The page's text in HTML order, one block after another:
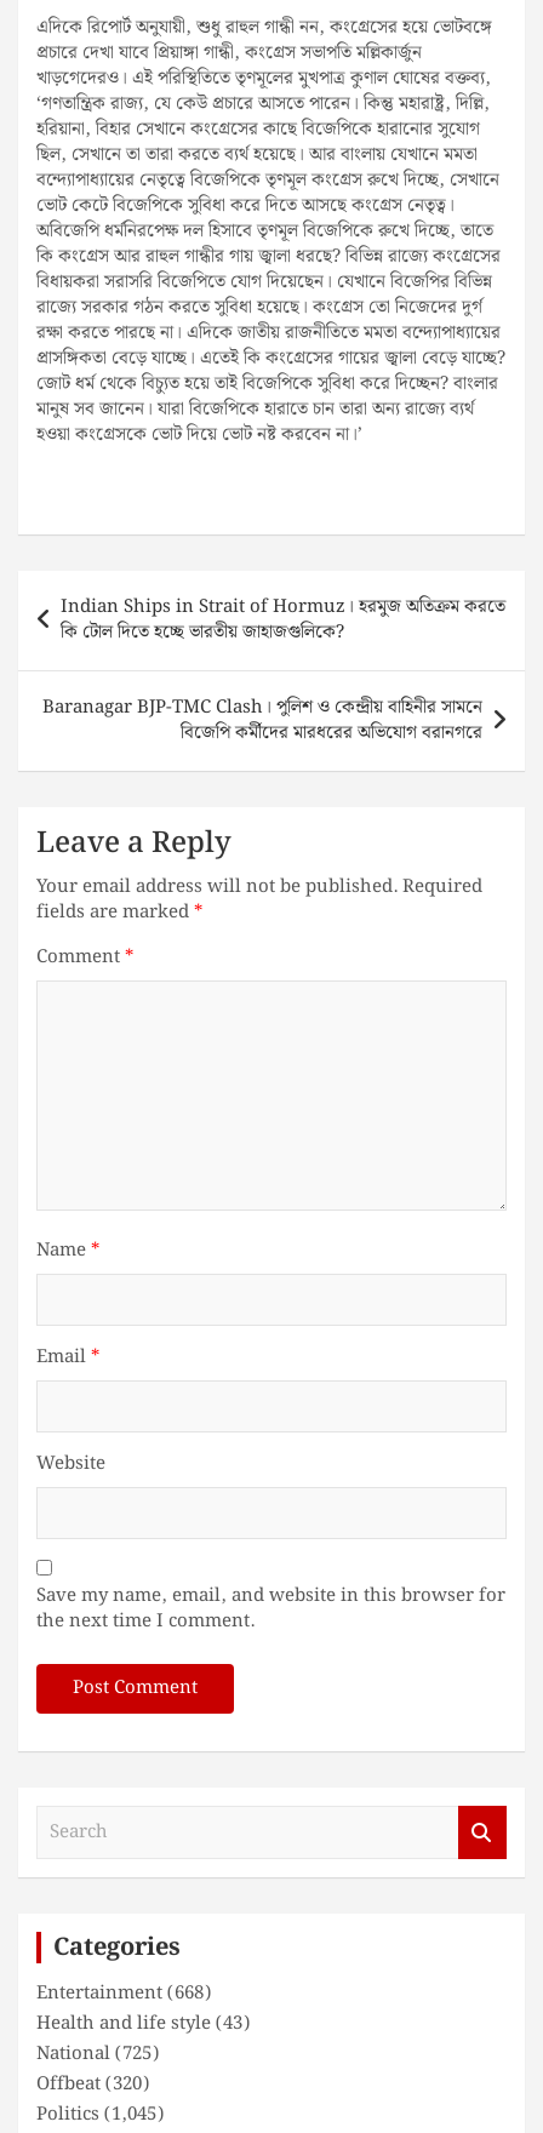
এদিকে রিপোর্ট অনুযায়ী, শুধু রাহুল গান্ধী নন, কংগ্রেসের হয়ে ভোটবঙ্গে
প্রচারে দেখা যাবে প্রিয়াঙ্গা গান্ধী, কংগ্রেস সভাপতি মল্লিকার্জুন
খাড়গেদেরও। এই পরিস্থিতিতে তৃণমূলের মুখপাত্র কুণাল ঘোষের বক্তব্য,
‘গণতান্ত্রিক রাজ‌্য, যে কেউ প্রচারে আসতে পারেন। কিন্তু মহারাষ্ট্র, দিল্লি,
হরিয়ানা, বিহার সেখানে কংগ্রেসের কাছে বিজেপিকে হারানোর সুযোগ
ছিল, সেখানে তা তারা করতে ব্যর্থ হয়েছে। আর বাংলায় যেখানে মমতা
বন্দ্যোপাধ‌্যায়ের নেতৃত্বে বিজেপিকে তৃণমূল কংগ্রেস রুখে দিচ্ছে, সেখানে
ভোট কেটে বিজেপিকে সুবিধা করে দিতে আসছে কংগ্রেস নেতৃত্ব।
অবিজেপি ধর্মনিরপেক্ষ দল হিসাবে তৃণমূল বিজেপিকে রুখে দিচ্ছে, তাতে
কি কংগ্রেস আর রাহুল গান্ধীর গায় জ্বালা ধরছে? বিভিন্ন রাজ্যে কংগ্রেসের
বিধায়করা সরাসরি বিজেপিতে যোগ দিয়েছেন। যেখানে বিজেপির বিভিন্ন
রাজ্যে সরকার গঠন করতে সুবিধা হয়েছে। কংগ্রেস তো নিজেদের দুর্গ
রক্ষা করতে পারছে না। এদিকে জাতীয় রাজনীতিতে মমতা বন্দ্যোপাধ‌্যায়ের
প্রাসঙ্গিকতা বেড়ে যাচ্ছে। এতেই কি কংগ্রেসের গায়ের জ্বালা বেড়ে যাচ্ছে?
জোট ধর্ম থেকে বিচ্যুত হয়ে তাই বিজেপিকে সুবিধা করে দিচ্ছেন? বাংলার
মানুষ সব জানেন। যারা বিজেপিকে হারাতে চান তারা অন‌্য রাজ্যে ব‌্যর্থ
হওয়া কংগ্রেসকে ভোট দিয়ে ভোট নষ্ট করবেন না।’
navigation
Indian Ships in Strait of Hormuz। হরমুজ অতিক্রম করতে
কি টোল দিতে হচ্ছে ভারতীয় জাহাজগুলিকে?
Baranagar BJP-TMC Clash। পুলিশ ও কেন্দ্রীয় বাহিনীর সামনে
বিজেপি কর্মীদের মারধরের অভিযোগ বরানগরে
Leave a Reply
Your email address will not be published.Required
fields are marked*
Comment*
Name*
Email*
Website
Save my name, email, and website in this browser for
the next time I comment.
Categories
Entertainment(668)
Health and life style(43)
National(725)
Offbeat(320)
Politics (1,045)